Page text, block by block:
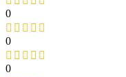
0
0
0